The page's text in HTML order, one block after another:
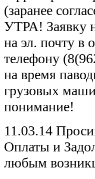
(заранее
УТРА! Заявку
на эл. почту в
телефону
на время
грузовых
понимание!
11.03.14
Оплаты и
любым